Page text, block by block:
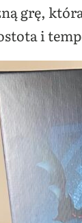
grę,
i